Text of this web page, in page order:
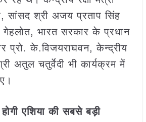
सांसद श्री अजय प्रताप सिंह
गेहलोत, भारत सरकार के प्रधान
प्रो. के.विजयराघवन, केन्द्रीय
अतुल चतुर्वेदी भी कार्यक्रम में
एशिया की सबसे बड़ी